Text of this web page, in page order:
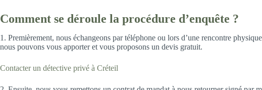
Comment se déroule la procédure d’enquête ?
1. Premièrement, nous échangeons par téléphone ou lors d’une rencontre
nous pouvons vous apporter et vous proposons un devis gratuit.
Contacter un détective privé à Créteil